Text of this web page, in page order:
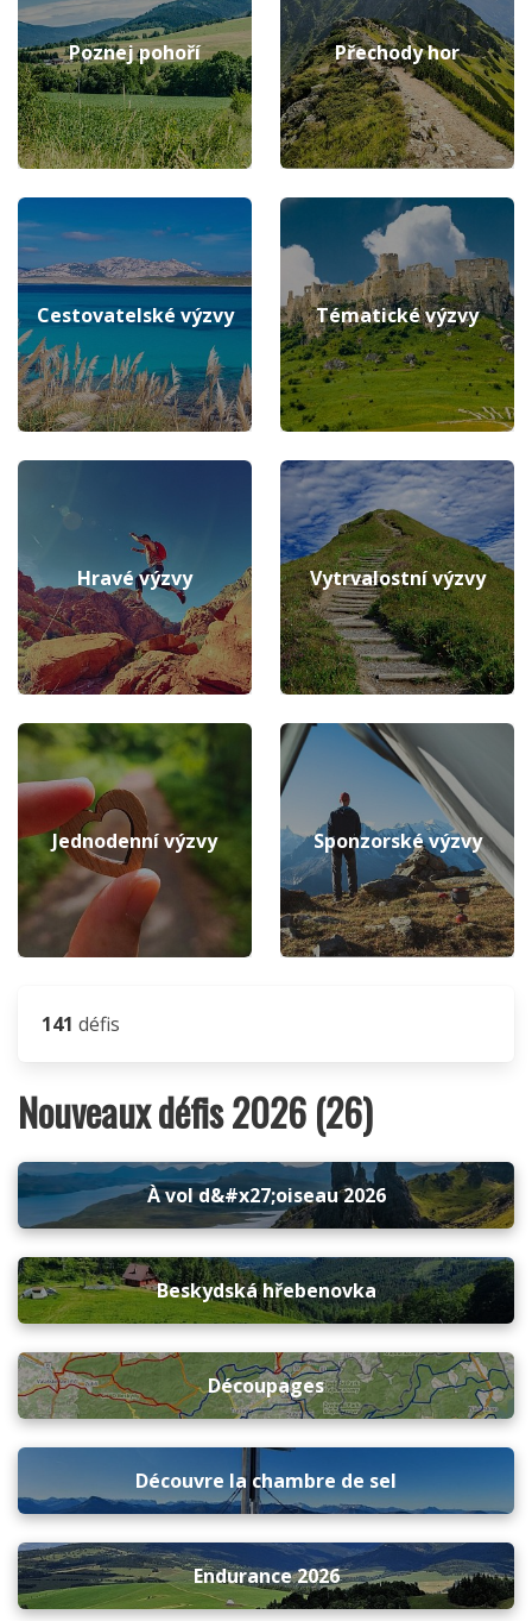
Poznej pohoří Přechody hor
Cestovatelské výzvy Tématické výzvy
Hravé výzvy Vytrvalostní výzvy
Jednodenní výzvy Sponzorské výzvy
141 défis
Nouveaux défis 2026 (26)
À vol d&#x27;oiseau 2026
Beskydská hřebenovka
Découpages
Découvre la chambre de sel
Endurance 2026